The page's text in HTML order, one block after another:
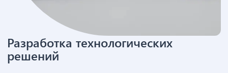
Разработка технологических
решений